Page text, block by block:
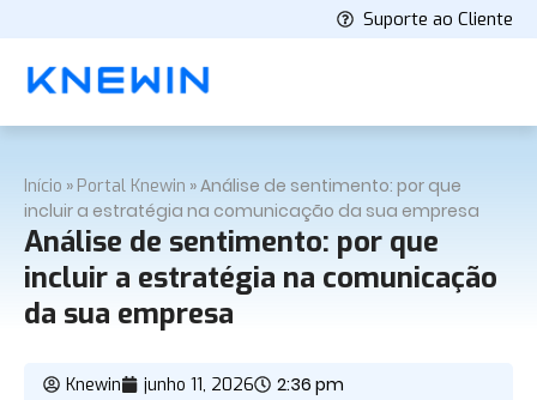
Suporte ao Cliente
Início » Portal Knewin »Análise de sentimento: por que
incluir a estratégia na comunicação da sua empresa
Análise de sentimento: por que
incluir a estratégia na comunicação
da sua empresa
Knewin junho 11, 2026 2:36 pm